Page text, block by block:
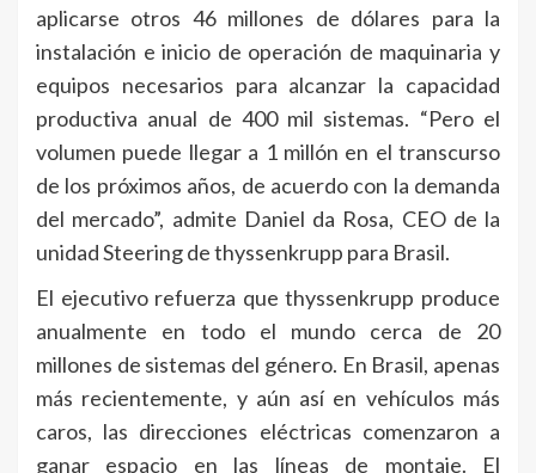
aplicarse otros 46 millones de dólares para la
instalación e inicio de operación de maquinaria y
equipos necesarios para alcanzar la capacidad
productiva anual de 400 mil sistemas. “Pero el
volumen puede llegar a 1 millón en el transcurso
de los próximos años, de acuerdo con la demanda
del mercado”, admite Daniel da Rosa, CEO de la
unidad Steering de thyssenkrupp para Brasil.
El ejecutivo refuerza que thyssenkrupp produce
anualmente en todo el mundo cerca de 20
millones de sistemas del género. En Brasil, apenas
más recientemente, y aún así en vehículos más
caros, las direcciones eléctricas comenzaron a
ganar espacio en las líneas de montaje. El